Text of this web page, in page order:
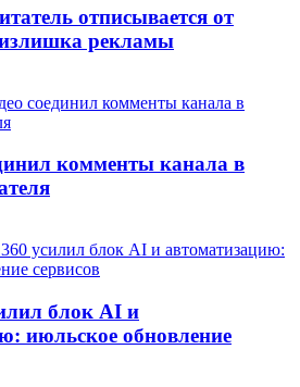
отписывается от
излишка рекламы
комменты канала в
блок AI и
июльское обновление